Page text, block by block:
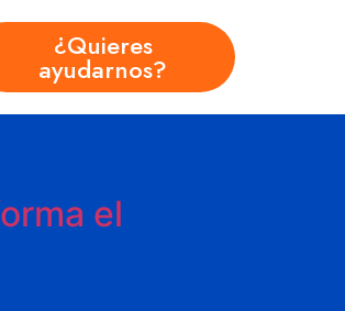
¿Quieres
ayudarnos?
el